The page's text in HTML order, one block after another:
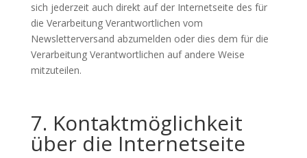
sich jederzeit auch direkt auf der Internetseite des für
die Verarbeitung Verantwortlichen vom
Newsletterversand abzumelden oder dies dem für die
Verarbeitung Verantwortlichen auf andere Weise
mitzuteilen.
7. Kontaktmöglichkeit
über die Internetseite